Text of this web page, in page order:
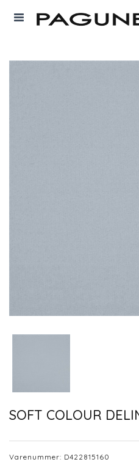
SOFT COLOUR
Varenummer: D422815160